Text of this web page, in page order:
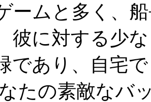
ームと多く、
彼に対する少
であり、自宅
たの素敵なバ